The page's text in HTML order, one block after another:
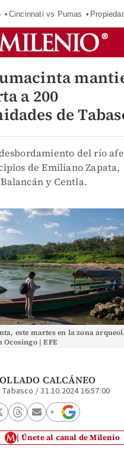
Cincinnati vs Pumas
a 200
de
del río
de Emiliano Zapata,
y Centla.
este martes en la zona
Ocosingo | EFE
CALCÁNEO
/31.10.2024 16:57:00
Únete al canal de Milenio